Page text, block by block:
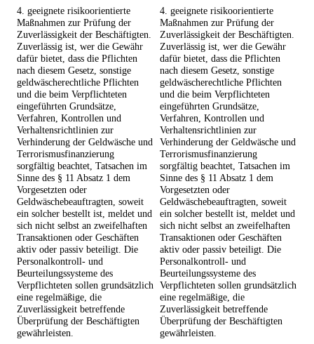
4. geeignete risikoorientierte
Maßnahmen zur Prüfung der
Zuverlässigkeit der Beschäftigten.
Zuverlässig ist, wer die Gewähr
dafür bietet, dass die Pflichten
nach diesem Gesetz, sonstige
geldwäscherechtliche Pflichten
und die beim Verpflichteten
eingeführten Grundsätze,
Verfahren, Kontrollen und
Verhaltensrichtlinien zur
Verhinderung der Geldwäsche und
Terrorismusfinanzierung
sorgfältig beachtet, Tatsachen im
Sinne des § 11 Absatz 1 dem
Vorgesetzten oder
Geldwäschebeauftragten, soweit
ein solcher bestellt ist, meldet und
sich nicht selbst an zweifelhaften
Transaktionen oder Geschäften
aktiv oder passiv beteiligt. Die
Personalkontroll- und
Beurteilungssysteme des
Verpflichteten sollen grundsätzlich
eine regelmäßige, die
Zuverlässigkeit betreffende
Überprüfung der Beschäftigten
gewährleisten.
4. geeignete risikoorientierte
Maßnahmen zur Prüfung der
Zuverlässigkeit der Beschäftigten.
Zuverlässig ist, wer die Gewähr
dafür bietet, dass die Pflichten
nach diesem Gesetz, sonstige
geldwäscherechtliche Pflichten
und die beim Verpflichteten
eingeführten Grundsätze,
Verfahren, Kontrollen und
Verhaltensrichtlinien zur
Verhinderung der Geldwäsche und
Terrorismusfinanzierung
sorgfältig beachtet, Tatsachen im
Sinne des § 11 Absatz 1 dem
Vorgesetzten oder
Geldwäschebeauftragten, soweit
ein solcher bestellt ist, meldet und
sich nicht selbst an zweifelhaften
Transaktionen oder Geschäften
aktiv oder passiv beteiligt. Die
Personalkontroll- und
Beurteilungssysteme des
Verpflichteten sollen grundsätzlich
eine regelmäßige, die
Zuverlässigkeit betreffende
Überprüfung der Beschäftigten
gewährleisten.